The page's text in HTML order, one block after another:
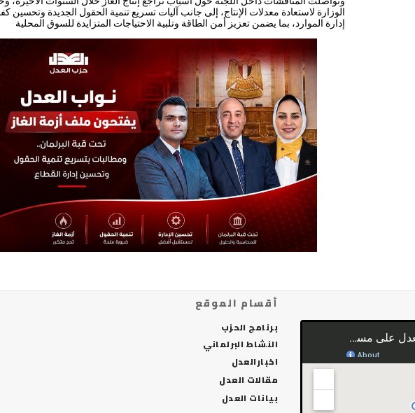
الوزارة لاستعادة معدلات الإنتاج، إلى جانب آليات تسريع تنمية الحقول الجديدة وتحسين
إدارة الموارد، بما يضمن تعزيز أمن الطاقة وتلبية الاحتياجات المتزايدة للسوق المحلية
أقسام الموقع
برنامج الحزب
النشاط البرلماني
اخبارالعدل
مقالات العدل
بيانات العدل